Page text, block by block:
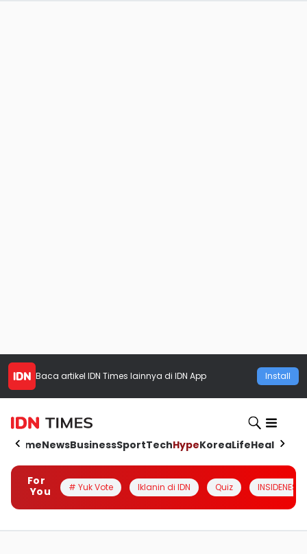
Baca artikel IDN Times lainnya di IDN App Install
HomeNewsBusinessSportTechHypeKoreaLifeHealth
For
You
# Yuk Vote Iklanin di IDN Quiz INSIDENESIA